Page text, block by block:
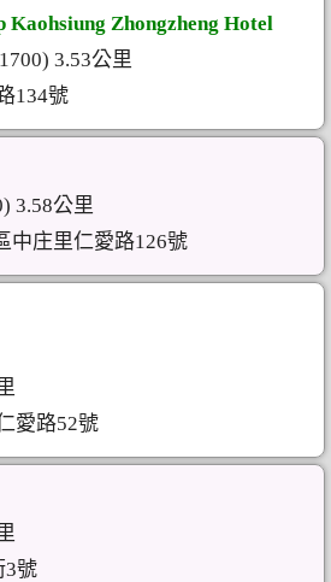
Kaohsiung Zhongzheng Hotel
3.53公里
134號
3.58公里
中庄里仁愛路126號
愛路52號
3號